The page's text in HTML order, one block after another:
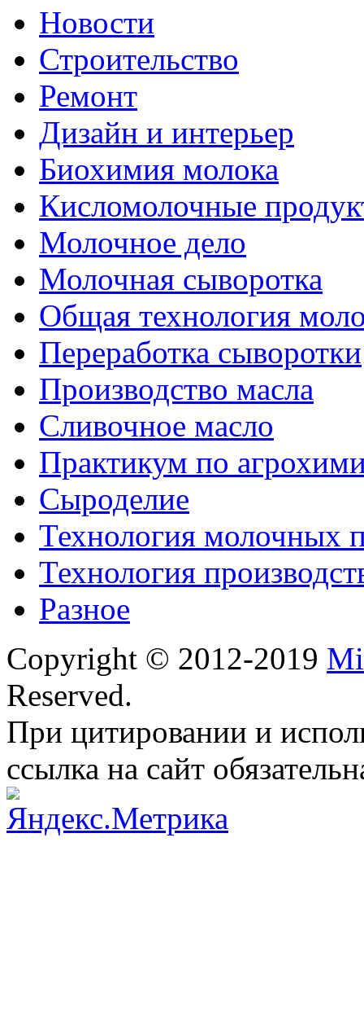
Новости
Строительство
Ремонт
Дизайн и интерьер
Биохимия молока
Кисломолочные
Молочное дело
Молочная сыворотка
Общая технология
Переработка сыворотки
Производство масла
Сливочное масло
Практикум по
Сыроделие
Технология молочных
Технология
Разное
Copyright © 2012-2019
Reserved.
При цитировании и
ссылка на сайт